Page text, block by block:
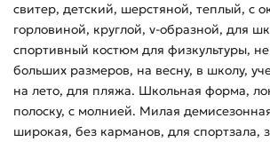
свитер, детский, шерстяной, теплый, с
горловиной, круглой, v-образной, для
спортивный костюм для физкультуры,
больших размеров, на весну, в школу,
на лето, для пляжа. Школьная форма,
полоску, с молнией. Милая
широкая, без карманов, для спортзала,